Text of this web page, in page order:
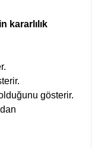
kararlılık
gösterir.